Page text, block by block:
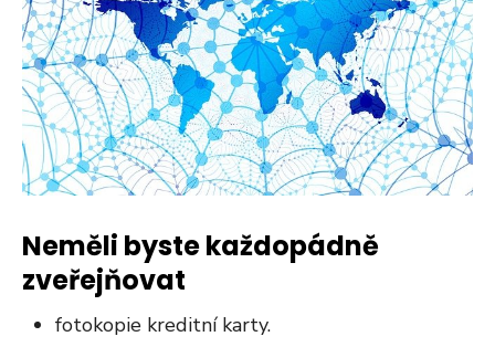
Neměli byste každopádně
zveřejňovat
fotokopie kreditní karty.